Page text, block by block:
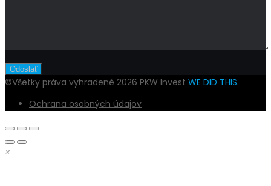
©Všetky práva vyhradené 2026 PKW Invest WE DID THIS.
Ochrana osobných údajov
×